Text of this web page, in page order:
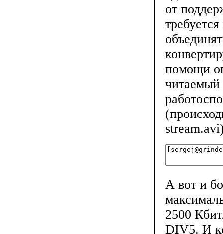
от
помощи
А вот и
2500
DIV5. И